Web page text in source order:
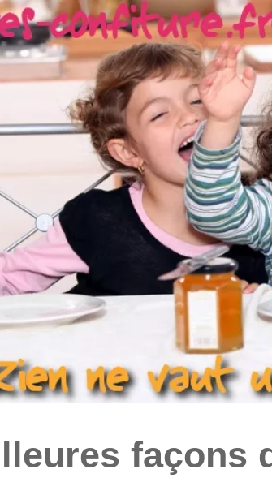
façons